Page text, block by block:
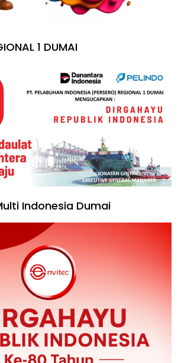
1 DUMAI
Indonesia Dumai